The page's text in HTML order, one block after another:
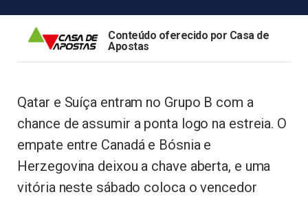
Conteúdo oferecido por Casa de
Apostas
Qatar e Suíça entram no Grupo B com a
chance de assumir a ponta logo na estreia. O
empate entre Canadá e Bósnia e
Herzegovina deixou a chave aberta, e uma
vitória neste sábado coloca o vencedor